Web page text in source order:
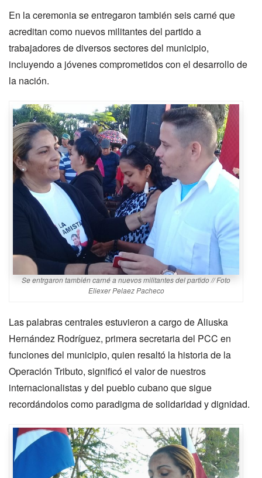
En la ceremonia se entregaron también seis carné que
acreditan como nuevos militantes del partido a
trabajadores de diversos sectores del municipio,
incluyendo a jóvenes comprometidos con el desarrollo de
la nación.
Se entrgaron también carné a nuevos militantes del partido // Foto
Eliexer Pelaez Pacheco
Las palabras centrales estuvieron a cargo de Aliuska
Hernández Rodríguez, primera secretaria del PCC en
funciones del municipio, quien resaltó la historia de la
Operación Tributo, significó el valor de nuestros
internacionalistas y del pueblo cubano que sigue
recordándolos como paradigma de solidaridad y dignidad.